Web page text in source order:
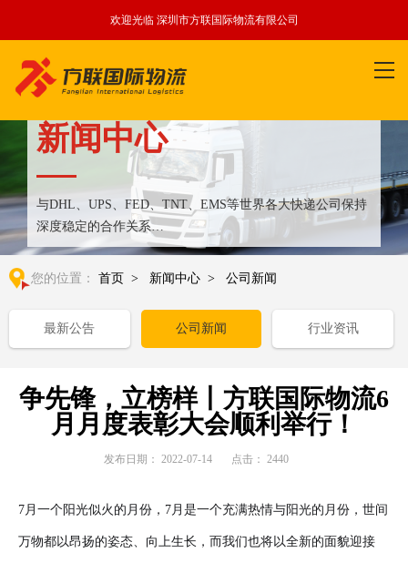
欢迎光临 深圳市方联国际物流有限公司
新闻中心
与DHL、UPS、FED、TNT、EMS等世界各大快递公司保持
深度稳定的合作关系
整合全球优质物流运输资源,满足国内外客户更多个性化需求
您的位置： 首页 > 新闻中心 > 公司新闻
最新公告 公司新闻 行业资讯
争先锋，立榜样丨方联国际物流6
月月度表彰大会顺利举行！
发布日期： 2022-07-14 点击： 2440
7月一个阳光似火的月份，7月是一个充满热情与阳光的月份，世间
万物都以昂扬的姿态、向上生长，而我们也将以全新的面貌迎接